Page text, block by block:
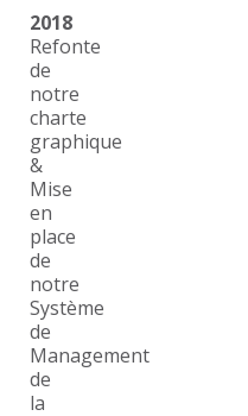
2018
Refonte
de
notre
charte
graphique
&
Mise
en
place
de
notre
Système
de
Management
de
la